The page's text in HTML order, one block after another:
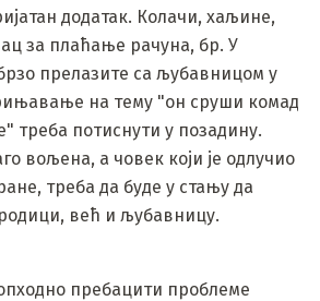
додатак. Колачи, хаљине,
за плаћање рачуна, бр. У
брзо прелазите са љубавницом у
на тему "он сруши комад
треба потиснути у позадину.
вољена, а човек који је одлучио
треба да буде у стању да
већ и љубавницу.
пребацити проблеме